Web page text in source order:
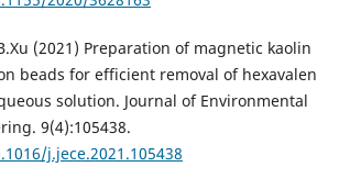
(2021) Preparation of magnetic kaolin
beads for efficient removal of hexavalen
solution. Journal of Environmental
9(4):105438.
j.jece.2021.105438